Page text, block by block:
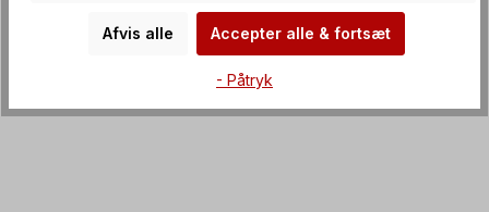
Afvis alle Accepter alle & fortsæt
- Påtryk